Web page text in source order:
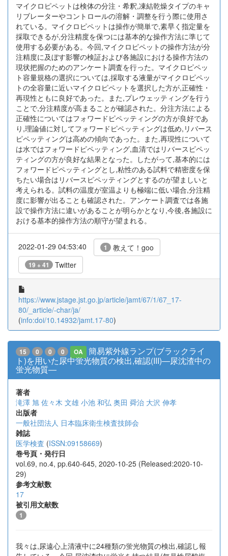
マイクロピペットは検体の分注・希釈,凍結乾燥タイプのキャ
リブレーターやコントロールの溶解・調整を行う際に使用さ
れている。マイクロピペットは操作が簡単で,素早く指定量を
採取できるが,分注精度を保つには基本的な操作方法に準じて
使用する必要がある。今回,マイクロピペットの操作方法が分
注精度に及ぼす影響の検証および各施設における操作方法の
現状把握のためのアンケート調査を行った。マイクロピペッ
ト容量規格の選択については,採取する液量がマイクロピペッ
トの全容量に近いマイクロピペットを選択した方が,正確性・
再現性ともに良好であった。また,プレウェッティングを行う
ことで,分注精度が高まることが確認された。分注方法による
正確性についてはフォワードピペッティングの方が良好であ
り,理論値に対してフォワードピペッティングは低め,リバース
ピペッティングは高めの傾向であった。また,再現性について
は水ではフォワードピペッティング,血清ではリバースピペッ
ティングの方が良好な結果となった。したがって,基本的には
フォワードピペッティングとし,粘性のある試料で精密度を保
ちたい場合はリバースピペッティングとするのが望ましいと
考えられる。試料の温度が室温よりも極端に低い場合,分注精
度に影響が出ることも確認された。アンケート調査では各施
設で操作方法に違いがあることが明らかとなり,今後,各施設に
おける基本的操作方法の順守が望まれる。
2022-01-29 04:53:40 1 教えて！goo
19 + 41 Twitter
https://www.jstage.jst.go.jp/article/jamt/67/1/67_17-
80/_article/-char/ja/
(info:doi/10.14932/jamt.17-80)
15 0 0 0 OA
簡易紫外線ランプ(ブラックライ
ト)を用いた尿中蛍光物質の検出,確認(III)―尿沈渣中の
蛍光物質―
著者
滝澤 旭 佐々木 文雄 小池 和弘 奥田 舜治 大沢 伸孝
出版者
一般社団法人 日本臨床衛生検査技師会
雑誌
医学検査 (ISSN:09158669)
巻号頁・発行日
vol.69, no.4, pp.640-645, 2020-10-25 (Released:2020-10-
29)
参考文献数
17
被引用文献数
1
我々は,尿遠心上清液中に24種類の蛍光物質の検出,確認し報